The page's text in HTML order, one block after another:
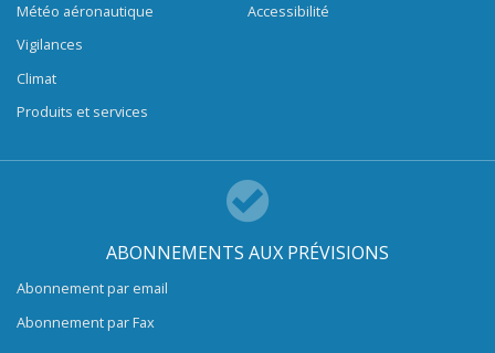
Météo aéronautique
Vigilances
Climat
Produits et services
Accessibilité
ABONNEMENTS AUX PRÉVISIONS
Abonnement par email
Abonnement par Fax